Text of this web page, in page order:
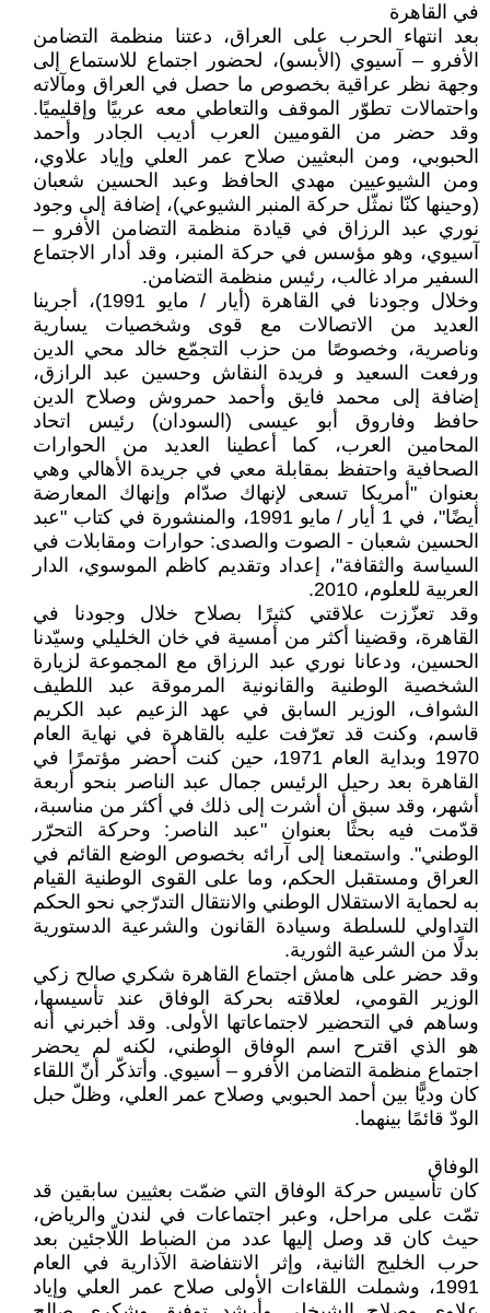
في القاهرة
بعد انتهاء الحرب على العراق، دعتنا منظمة التضامن
الأفرو – آسيوي (الأبسو)، لحضور اجتماع للاستماع إلى
وجهة نظر عراقية بخصوص ما حصل في العراق ومآلاته
واحتمالات تطوّر الموقف والتعاطي معه عربيًا وإقليميًا.
وقد حضر من القوميين العرب أديب الجادر وأحمد
الحبوبي، ومن البعثيين صلاح عمر العلي وإياد علاوي،
ومن الشيوعيين مهدي الحافظ وعبد الحسين شعبان
(وحينها كنّا نمثّل حركة المنبر الشيوعي)، إضافة إلى وجود
نوري عبد الرزاق في قيادة منظمة التضامن الأفرو –
آسيوي، وهو مؤسس في حركة المنبر، وقد أدار الاجتماع
السفير مراد غالب، رئيس منظمة التضامن.
وخلال وجودنا في القاهرة (أيار / مايو 1991)، أجرينا
العديد من الاتصالات مع قوى وشخصيات يسارية
وناصرية، وخصوصًا من حزب التجمّع خالد محي الدين
ورفعت السعيد و فريدة النقاش وحسين عبد الرازق،
إضافة إلى محمد فايق وأحمد حمروش وصلاح الدين
حافظ وفاروق أبو عيسى (السودان) رئيس اتحاد
المحامين العرب، كما أعطينا العديد من الحوارات
الصحافية واحتفظ بمقابلة معي في جريدة الأهالي وهي
بعنوان "أمريكا تسعى لإنهاك صدّام وإنهاك المعارضة
أيضًا"، في 1 أيار / مايو 1991، والمنشورة في كتاب "عبد
الحسين شعبان - الصوت والصدى: حوارات ومقابلات في
السياسة والثقافة"، إعداد وتقديم كاظم الموسوي، الدار
العربية للعلوم، 2010.
وقد تعزّزت علاقتي كثيرًا بصلاح خلال وجودنا في
القاهرة، وقضينا أكثر من أمسية في خان الخليلي وسيّدنا
الحسين، ودعانا نوري عبد الرزاق مع المجموعة لزيارة
الشخصية الوطنية والقانونية المرموقة عبد اللطيف
الشواف، الوزير السابق في عهد الزعيم عبد الكريم
قاسم، وكنت قد تعرّفت عليه بالقاهرة في نهاية العام
1970 وبداية العام 1971، حين كنت أحضر مؤتمرًا في
القاهرة بعد رحيل الرئيس جمال عبد الناصر بنحو أربعة
أشهر، وقد سبق أن أشرت إلى ذلك في أكثر من مناسبة،
قدّمت فيه بحثًا بعنوان "عبد الناصر: وحركة التحرّر
الوطني". واستمعنا إلى آرائه بخصوص الوضع القائم في
العراق ومستقبل الحكم، وما على القوى الوطنية القيام
به لحماية الاستقلال الوطني والانتقال التدرّجي نحو الحكم
التداولي للسلطة وسيادة القانون والشرعية الدستورية
بدلًا من الشرعية الثورية.
وقد حضر على هامش اجتماع القاهرة شكري صالح زكي
الوزير القومي، لعلاقته بحركة الوفاق عند تأسيسها،
وساهم في التحضير لاجتماعاتها الأولى. وقد أخبرني أنه
هو الذي اقترح اسم الوفاق الوطني، لكنه لم يحضر
اجتماع منظمة التضامن الأفرو – أسيوي. وأتذكّر أنّ اللقاء
كان وديًّا بين أحمد الحبوبي وصلاح عمر العلي، وظلّ حبل
الودّ قائمًا بينهما.
الوفاق
كان تأسيس حركة الوفاق التي ضمّت بعثيين سابقين قد
تمّت على مراحل، وعبر اجتماعات في لندن والرياض،
حيث كان قد وصل إليها عدد من الضباط اللّاجئين بعد
حرب الخليج الثانية، وإثر الانتفاضة الآذارية في العام
1991، وشملت اللقاءات الأولى صلاح عمر العلي وإياد